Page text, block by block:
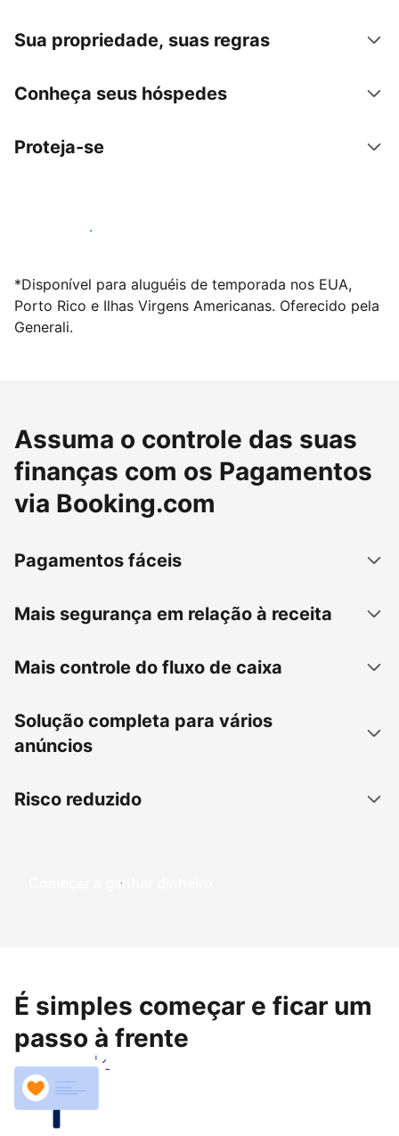
Sua propriedade, suas regras
Conheça seus hóspedes
Proteja-se
Anunciar conosco
*Disponível para aluguéis de temporada nos EUA,
Porto Rico e Ilhas Virgens Americanas. Oferecido pela
Generali.
Assuma o controle das suas
finanças com os Pagamentos
via Booking.com
Pagamentos fáceis
Mais segurança em relação à receita
Mais controle do fluxo de caixa
Solução completa para vários
anúncios
Risco reduzido
Começar a ganhar dinheiro
É simples começar e ficar um
passo à frente